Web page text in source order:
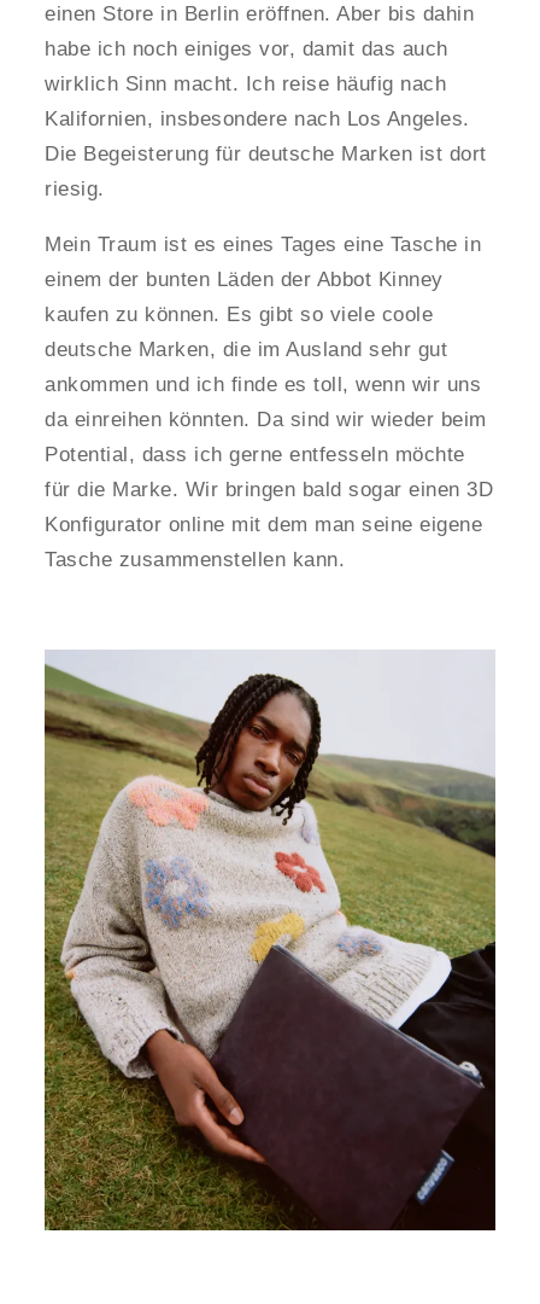
einen Store in Berlin eröffnen. Aber bis dahin
habe ich noch einiges vor, damit das auch
wirklich Sinn macht. Ich reise häufig nach
Kalifornien, insbesondere nach Los Angeles.
Die Begeisterung für deutsche Marken ist dort
riesig.
Mein Traum ist es eines Tages eine Tasche in
einem der bunten Läden der Abbot Kinney
kaufen zu können. Es gibt so viele coole
deutsche Marken, die im Ausland sehr gut
ankommen und ich finde es toll, wenn wir uns
da einreihen könnten. Da sind wir wieder beim
Potential, dass ich gerne entfesseln möchte
für die Marke. Wir bringen bald sogar einen 3D
Konfigurator online mit dem man seine eigene
Tasche zusammenstellen kann.